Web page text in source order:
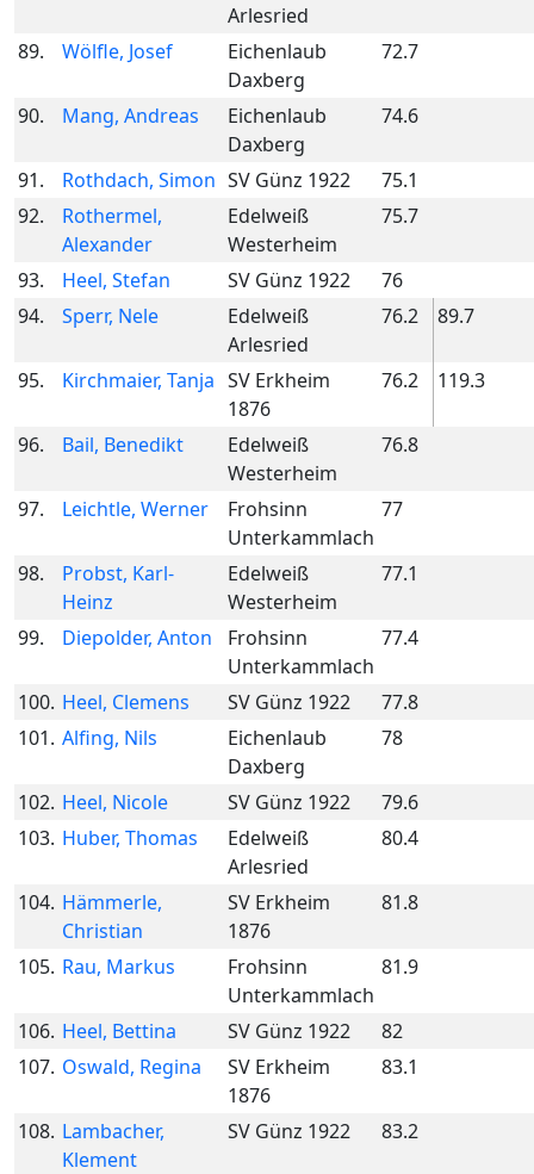
Arlesried
89. Wölfle, Josef
Eichenlaub
Daxberg
72.7
90. Mang, Andreas
Eichenlaub
Daxberg
74.6
91. Rothdach, Simon SV Günz 1922
75.1
92.
Rothermel,
Alexander
Edelweiß
Westerheim
75.7
93. Heel, Stefan SV Günz 1922
76
94.
Sperr, Nele
Edelweiß
Arlesried
76.2 89.7
95. Kirchmaier, Tanja SV Erkheim
1876
76.2 119.3
96. Bail, Benedikt
Edelweiß
Westerheim
76.8
97. Leichtle, Werner
Frohsinn
Unterkammlach
77
98.
Probst, Karl-
Heinz
Edelweiß
Westerheim
77.1
99. Diepolder, Anton
Frohsinn
Unterkammlach
77.4
100. Heel, Clemens SV Günz 1922
77.8
101. Alfing, Nils
Eichenlaub
Daxberg
78
102. Heel, Nicole SV Günz 1922
79.6
103. Huber, Thomas
Edelweiß
Arlesried
80.4
104. Hämmerle,
Christian
SV Erkheim
1876
81.8
105. Rau, Markus
Frohsinn
Unterkammlach
81.9
106. Heel, Bettina SV Günz 1922
82
107. Oswald, Regina
SV Erkheim
1876
83.1
108. Lambacher,
Klement
SV Günz 1922 83.2